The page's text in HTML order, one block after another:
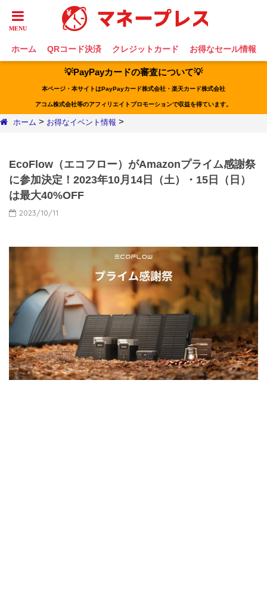
ホーム QRコード決済 クレジットカード お得なセール情報
💡PayPayカードの審査について💡
本ページ・本サイトはPayPayカード株式会社・楽天カード株式会社
アコム株式会社等のアフィリエイトプロモーションで収益を得ています。
ホーム > お得なイベント情報 >
EcoFlow（エコフロー）がAmazonプライム感謝祭
に参加決定！2023年10月14日（土）・15日（日）
は最大40%OFF
2023/10/11